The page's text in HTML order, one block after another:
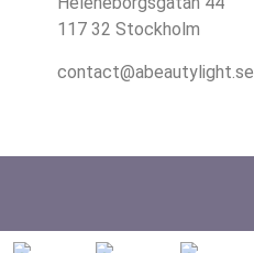
117 32 Stockholm
contact@abeautylight.se